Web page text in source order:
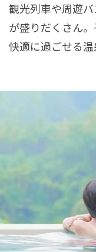
観光列車や周遊
が盛りだくさん
快適に過ごせる温